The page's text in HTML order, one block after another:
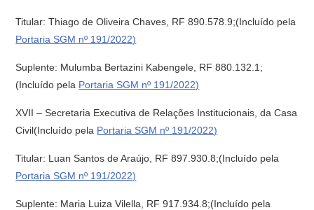
Titular: Thiago de Oliveira Chaves, RF 890.578.9;(Incluído pela
Portaria SGM nº 191/2022)
Suplente: Mulumba Bertazini Kabengele, RF 880.132.1;
(Incluído pela Portaria SGM nº 191/2022)
XVII – Secretaria Executiva de Relações Institucionais, da Casa
Civil(Incluído pela Portaria SGM nº 191/2022)
Titular: Luan Santos de Araújo, RF 897.930.8;(Incluído pela
Portaria SGM nº 191/2022)
Suplente: Maria Luiza Vilella, RF 917.934.8;(Incluído pela